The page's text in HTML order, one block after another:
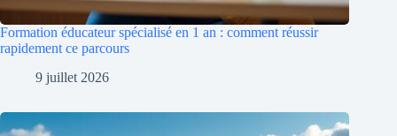
Formation éducateur spécialisé en 1 an : comment réussir
rapidement ce parcours
9 juillet 2026